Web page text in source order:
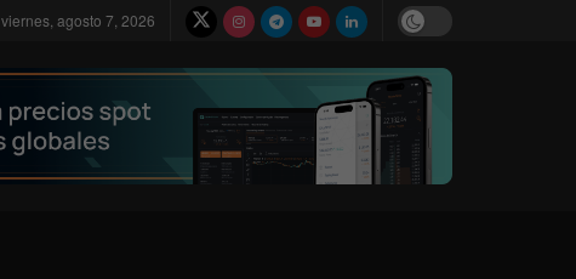
viernes, agosto 7, 2026